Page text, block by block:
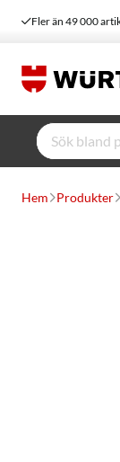
Fler än 49 000
Hem Produkter